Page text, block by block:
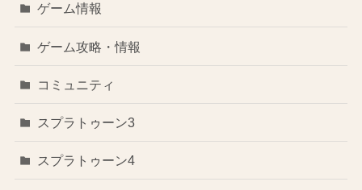
ゲーム情報
ゲーム攻略・情報
コミュニティ
スプラトゥーン3
スプラトゥーン4